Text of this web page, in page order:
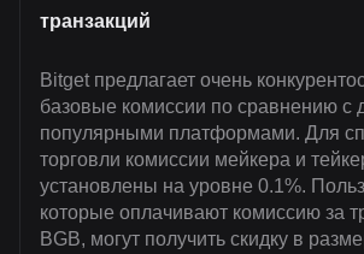
транзакций
Bitget предлагает очень
базовые комиссии по сравнению с
популярными платформами. Для
торговли комиссии мейкера и
установлены на уровне 0.1%.
которые оплачивают комиссию за
BGB, могут получить скидку в